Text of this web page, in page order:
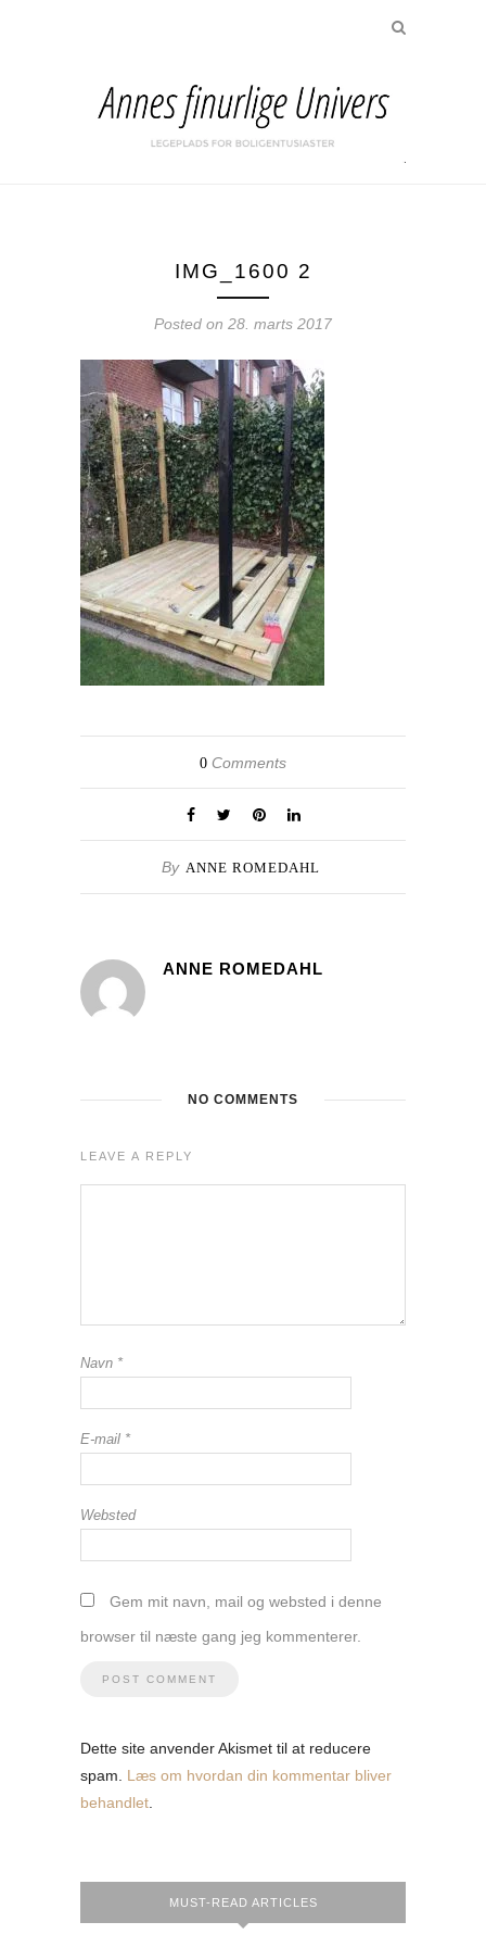
IMG_1600 2
Posted on 28. marts 2017
0 Comments
By ANNE ROMEDAHL
ANNE ROMEDAHL
NO COMMENTS
LEAVE A REPLY
Navn *
E-mail *
Websted
Gem mit navn, mail og websted i denne
browser til næste gang jeg kommenterer.
Dette site anvender Akismet til at reducere
spam. Læs om hvordan din kommentar bliver
behandlet
MUST-READ ARTICLES